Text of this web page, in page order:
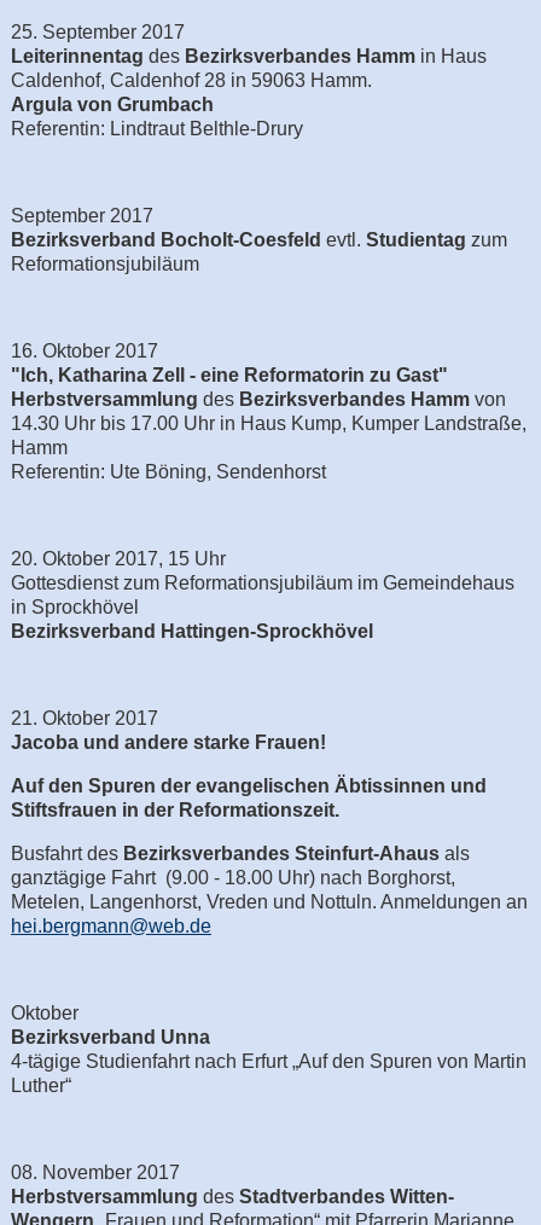
25. September 2017
Leiterinnentag des Bezirksverbandes Hammin Haus
Caldenhof, Caldenhof 28 in 59063 Hamm.
Argula von Grumbach
Referentin: Lindtraut Belthle-Drury
September 2017
Bezirksverband Bocholt-Coesfeld evtl. Studientag zum
Reformationsjubiläum
16. Oktober 2017
"Ich, Katharina Zell - eine Reformatorin zu Gast"
Herbstversammlung des Bezirksverbandes Hammvon
14.30 Uhr bis 17.00 Uhr in Haus Kump, Kumper Landstraße,
Hamm
Referentin: Ute Böning, Sendenhorst
20. Oktober 2017, 15 Uhr
Gottesdienst zum Reformationsjubiläum im Gemeindehaus
in Sprockhövel
Bezirksverband Hattingen-Sprockhövel
21. Oktober 2017
Jacoba und andere starke Frauen!
Auf den Spuren der evangelischen Äbtissinnen und
Stiftsfrauen in der Reformationszeit.
Busfahrt des Bezirksverbandes Steinfurt-Ahausals
ganztägige Fahrt (9.00 - 18.00 Uhr) nach Borghorst,
Metelen, Langenhorst, Vreden und Nottuln. Anmeldungen an
hei.bergmann@web.de
Oktober
Bezirksverband Unna
4-tägige Studienfahrt nach Erfurt „Auf den Spuren von Martin
Luther“
08. November 2017
Herbstversammlung des Stadtverbandes Witten-
Wengern „Frauen und Reformation“ mit Pfarrerin Marianne